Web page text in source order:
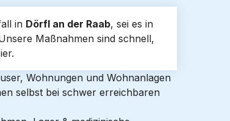
in Dörfl an der Raab, sei es in
Maßnahmen sind schnell,
Wohnungen und Wohnanlagen
selbst bei schwer erreichbaren